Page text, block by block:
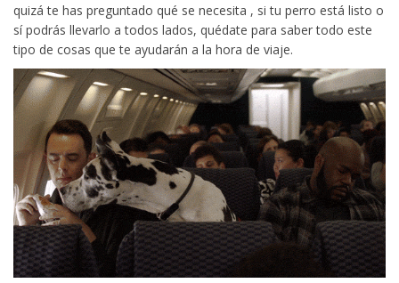
quizá te has preguntado qué se necesita , si tu perro está listo o
sí podrás llevarlo a todos lados, quédate para saber todo este
tipo de cosas que te ayudarán a la hora de viaje.